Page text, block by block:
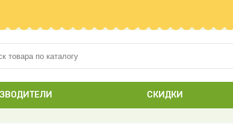
СКИДКИ